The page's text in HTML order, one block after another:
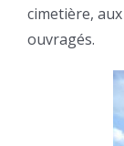
cimetière,
ouvragés.